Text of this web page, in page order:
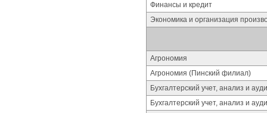
Финансы и кредит
Экономика и организация
Агрономия
Агрономия (Пинский филиал)
Бухгалтерский учет, анализ и
Бухгалтерский учет, анализ и